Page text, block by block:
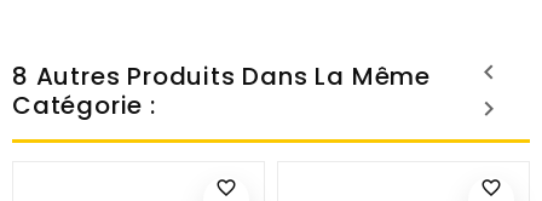
8 Autres Produits Dans La Même
Catégorie :
favorite_border favorite_border